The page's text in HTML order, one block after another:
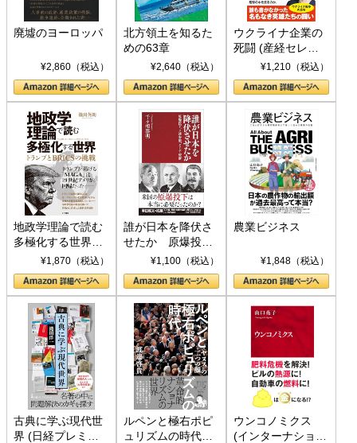
廃墟のヨーロッパ
¥2,860（税込）
北方領土を知るた
めの63章
¥2,640（税込）
ウクライナ企業の
死闘 (産経セレク
ト S 039)¥1,210（税込）
地政学理論で読む
多極化する世界：
トランプとBRICS
の挑戦
¥1,870（税込）
誰が日本を降伏さ
せたか 原爆投
下、ソ連参戦、そ
して聖断 (PHP新
書)
¥1,100（税込）
農業ビジネス
¥1,848（税込）
古典に学ぶ現代世
界 (日経プレミア
ルペンと極右ポピ
ュリズムの時代：
ウンコノミクス
(インターナショナ